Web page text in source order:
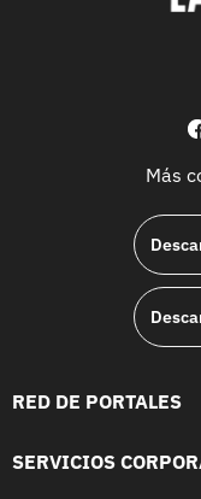
Más
RED DE PORTALES
SERVICIOS